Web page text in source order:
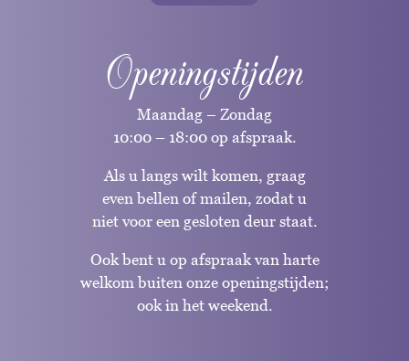
Openingstijden
Maandag – Zondag
10:00 – 18:00 op afspraak.
Als u langs wilt komen, graag
even bellen of mailen, zodat u
niet voor een gesloten deur staat.
Ook bent u op afspraak van harte
welkom buiten onze openingstijden;
ook in het weekend.